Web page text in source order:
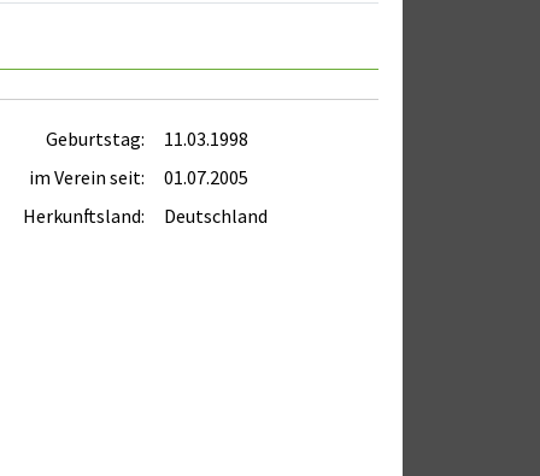
Geburtstag:
11.03.1998
im Verein seit:
01.07.2005
Herkunftsland:
Deutschland